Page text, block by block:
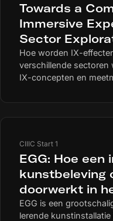
Towards a
Immersive
Sector
Measurement
Hoe worden IX-
verschillende sectoren
IX-concepten en
IX-veld. Voor Zuyd
concepten en
CIIIC Start 1
EGG: Hoe een
kunstbeleving
doorwerkt in
mensen en
EGG is een
lerende